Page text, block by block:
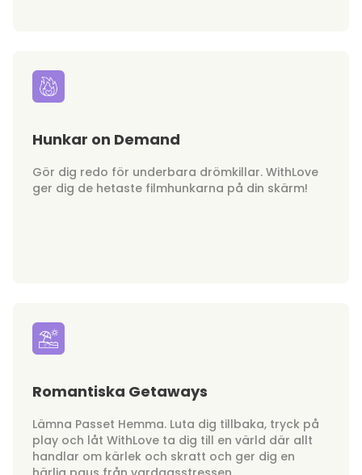
Hunkar on Demand
Gör dig redo för underbara drömkillar. WithLove
ger dig de hetaste filmhunkarna på din skärm!
Romantiska Getaways
Lämna Passet Hemma. Luta dig tillbaka, tryck på
play och låt WithLove ta dig till en värld där allt
handlar om kärlek och skratt och ger dig en